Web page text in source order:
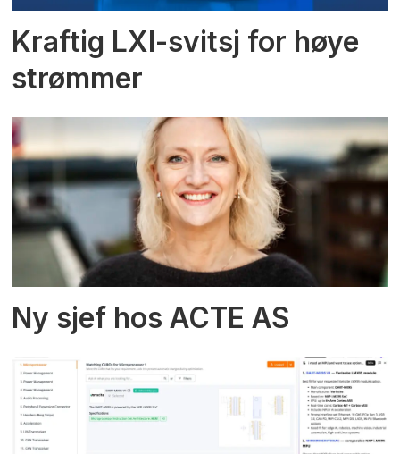
Kraftig LXI-svitsj for høye
strømmer
Ny sjef hos ACTE AS